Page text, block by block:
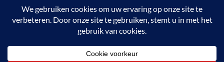
© 2026 RVS-woonwinkel.nl is een onderdeel van HTI-RVS |
BTW nr. NL002145483B31 | KvKnr. 09088773 | NL95